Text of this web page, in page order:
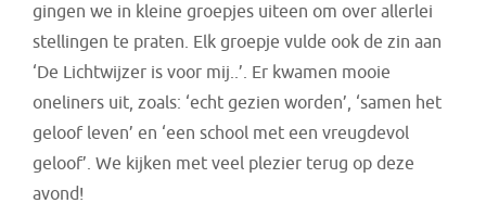
gingen we in kleine groepjes uiteen om over allerlei
stellingen te praten. Elk groepje vulde ook de zin aan
‘De Lichtwijzer is voor mij..’. Er kwamen mooie
oneliners uit, zoals: ‘echt gezien worden’, ‘samen het
geloof leven’ en ‘een school met een vreugdevol
geloof’. We kijken met veel plezier terug op deze
avond!